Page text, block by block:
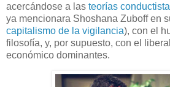
acercándose a las teorías
ya mencionara Shoshana Zuboff en
capitalismo de la vigilancia), con el
filosofía, y, por supuesto, con el
económico dominantes.